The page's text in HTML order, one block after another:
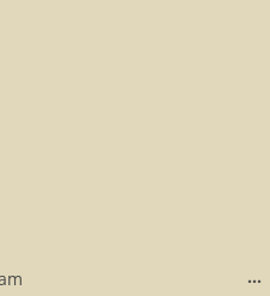
...